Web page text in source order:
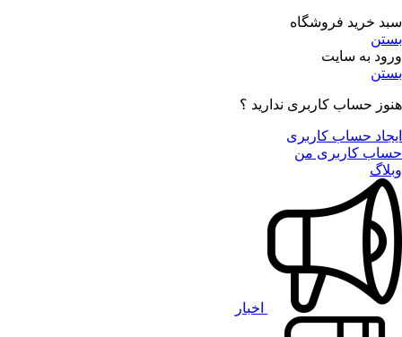
سبد خرید فروشگاه
بستن
ورود به سایت
بستن
هنوز حساب کاربری ندارید ؟
ایجاد حساب کاربری
حساب کاربری من
وبلاگ
اخبار